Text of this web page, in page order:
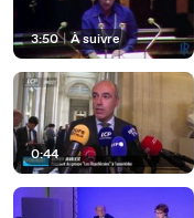
3:50 | À suivre
0:44